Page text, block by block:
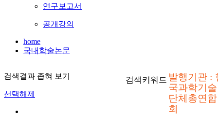
연구보고서
공개강의
home
국내학술논문
검색결과 좁혀 보기
선택해제
검색키워드 발행기관 :
국과학기술
단체총연합
회